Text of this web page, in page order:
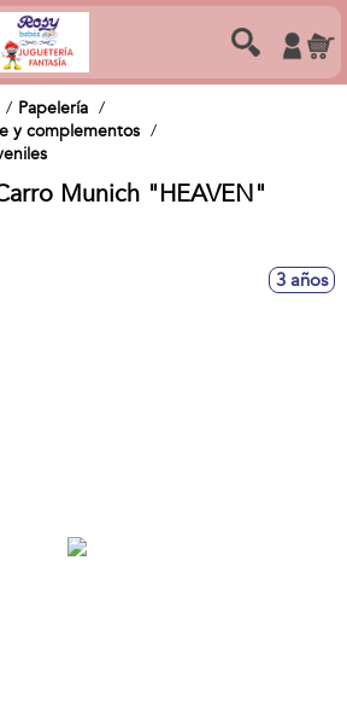
Papelería
y complementos
Munich "HEAVEN"
3 años